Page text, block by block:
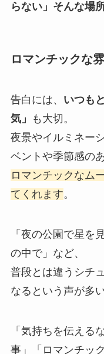
らない」そんな場
ロマンチックな
告白には、 いつも
気」
も大切。
夜景やイルミネー
ベントや季節感の
ロマンチックなム
てくれます。
「夜の公園で星を
の中で」など、
普段とは違うシチ
なるという声が多い
「気持ちを伝える
事」「ロマンチッ